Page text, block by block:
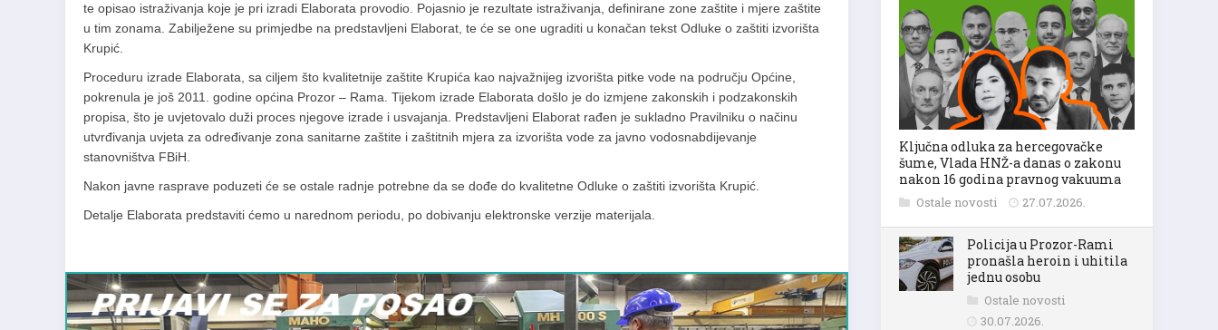
te opisao istraživanja koje je pri izradi Elaborata provodio. Pojasnio je rezultate istraživanja, definirane zone zaštite i mjere zaštite
u tim zonama. Zabilježene su primjedbe na predstavljeni Elaborat, te će se one ugraditi u konačan tekst Odluke o zaštiti izvorišta
Krupić.
Proceduru izrade Elaborata, sa ciljem što kvalitetnije zaštite Krupića kao najvažnijeg izvorišta pitke vode na području Općine,
pokrenula je još 2011. godine općina Prozor – Rama. Tijekom izrade Elaborata došlo je do izmjene zakonskih i podzakonskih
propisa, što je uvjetovalo duži proces njegove izrade i usvajanja. Predstavljeni Elaborat rađen je sukladno Pravilniku o načinu
utvrđivanja uvjeta za određivanje zona sanitarne zaštite i zaštitnih mjera za izvorišta vode za javno vodosnabdijevanje
stanovništva FBiH.
Nakon javne rasprave poduzeti će se ostale radnje potrebne da se dođe do kvalitetne Odluke o zaštiti izvorišta Krupić.
Detalje Elaborata predstaviti ćemo u narednom periodu, po dobivanju elektronske verzije materijala.
Ključna odluka za hercegovačke
šume, Vlada HNŽ-a danas o zakonu
nakon 16 godina pravnog vakuuma
Ostale novosti 27.07.2026.
Policija u Prozor-Rami
pronašla heroin i uhitila
jednu osobu
Ostale novosti
30.07.2026.